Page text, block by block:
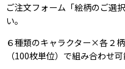
ご注文フォーム「絵柄のご選
い。
６種類のキャラクター×各２
（100枚単位）で組み合わせ可